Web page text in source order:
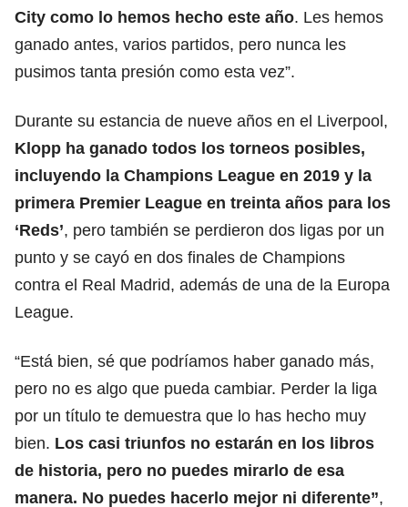
City como lo hemos hecho este año. Les hemos
ganado antes, varios partidos, pero nunca les
pusimos tanta presión como esta vez”.
Durante su estancia de nueve años en el Liverpool,
Klopp ha ganado todos los torneos posibles,
incluyendo la Champions League en 2019 y la
primera Premier League en treinta años para los
‘Reds’, pero también se perdieron dos ligas por un
punto y se cayó en dos finales de Champions
contra el Real Madrid, además de una de la Europa
League.
“Está bien, sé que podríamos haber ganado más,
pero no es algo que pueda cambiar. Perder la liga
por un título te demuestra que lo has hecho muy
bien. Los casi triunfos no estarán en los libros
de historia, pero no puedes mirarlo de esa
manera. No puedes hacerlo mejor ni diferente”,